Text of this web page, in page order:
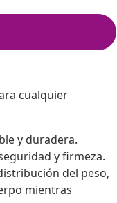
cualquier
y duradera.
y firmeza.
del peso,
mientras